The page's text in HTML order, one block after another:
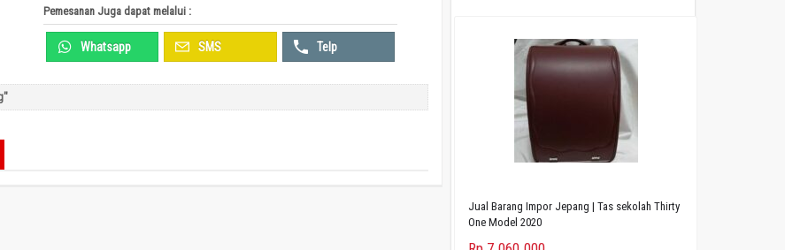
Pemesanan Juga dapat melalui :
Whatsapp SMS Telp
Jual Barang Impor Jepang | Tas sekolah Thirty
One Model 2020